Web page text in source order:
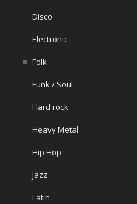
Disco
Electronic
Folk
Funk / Soul
Hard rock
Heavy Metal
Hip Hop
Jazz
Latin